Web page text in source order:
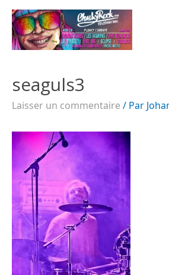
seaguls3
Laisser un commentaire / Par